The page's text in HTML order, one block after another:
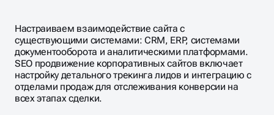
Настраиваем взаимодействие сайта с
существующими системами: CRM, ERP, системами
документооборота и аналитическими платформами.
SEO продвижение корпоративных сайтов включает
настройку детального трекинга лидов и интеграцию с
отделами продаж для отслеживания конверсии на
всех этапах сделки.